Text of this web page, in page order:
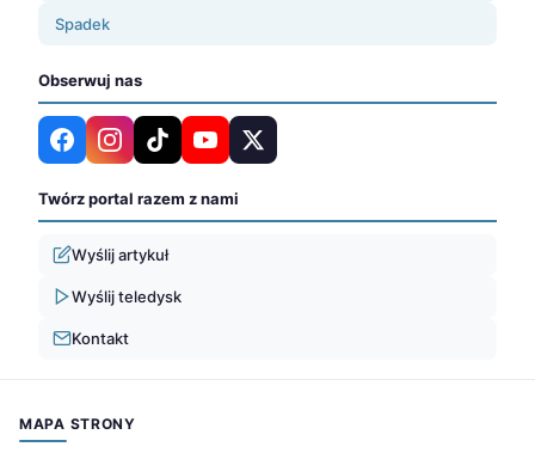
Spadek
Obserwuj nas
Twórz portal razem z nami
Wyślij artykuł
Wyślij teledysk
Kontakt
MAPA STRONY